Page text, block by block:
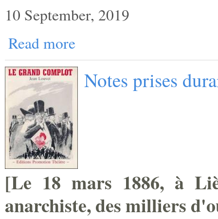
10 September, 2019
Read more
Notes prises
[Le 18 mars 1886, à
anarchiste, des milliers